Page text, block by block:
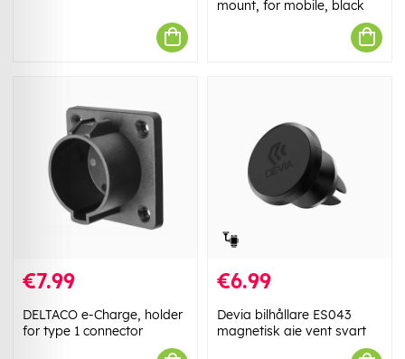
mount, for mobile, black
€7.99
DELTACO e-Charge, holder
for type 1 connector
€6.99
Devia bilhållare ES043
magnetisk aie vent svart